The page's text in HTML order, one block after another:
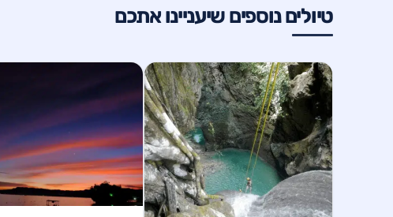
טיולים נוספים שיעניינו אתכם